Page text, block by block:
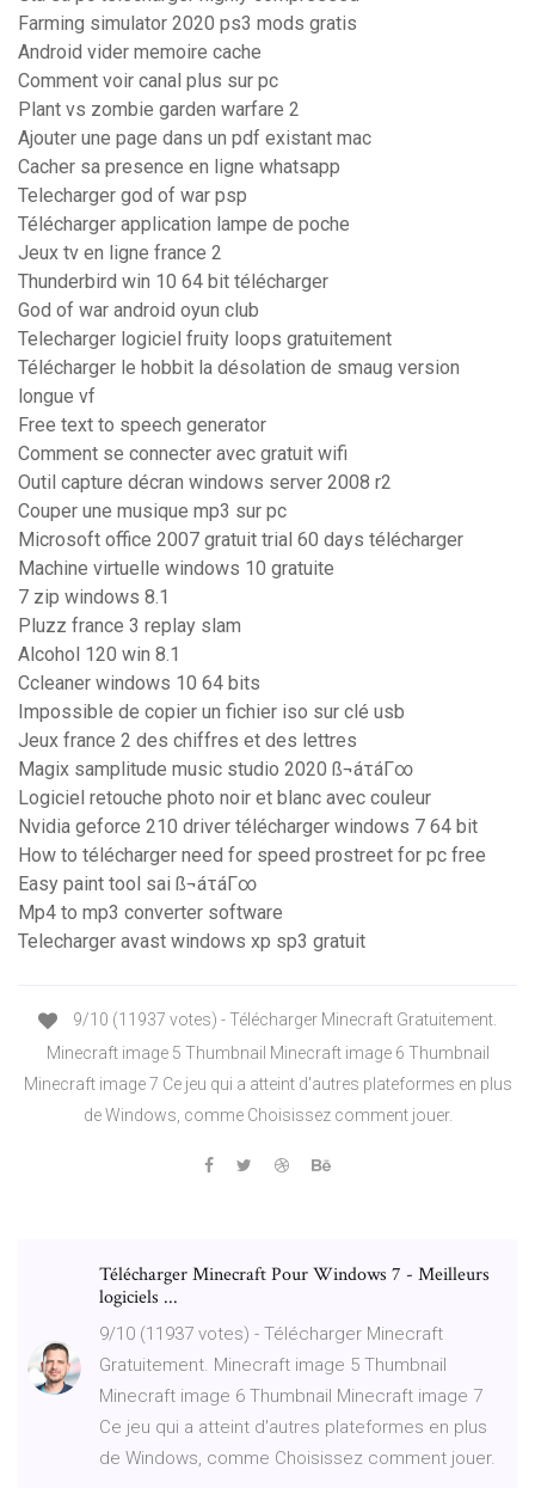
Farming simulator 2020 ps3 mods gratis
Android vider memoire cache
Comment voir canal plus sur pc
Plant vs zombie garden warfare 2
Ajouter une page dans un pdf existant mac
Cacher sa presence en ligne whatsapp
Telecharger god of war psp
Télécharger application lampe de poche
Jeux tv en ligne france 2
Thunderbird win 10 64 bit télécharger
God of war android oyun club
Telecharger logiciel fruity loops gratuitement
Télécharger le hobbit la désolation de smaug version
longue vf
Free text to speech generator
Comment se connecter avec gratuit wifi
Outil capture décran windows server 2008 r2
Couper une musique mp3 sur pc
Microsoft office 2007 gratuit trial 60 days télécharger
Machine virtuelle windows 10 gratuite
7 zip windows 8.1
Pluzz france 3 replay slam
Alcohol 120 win 8.1
Ccleaner windows 10 64 bits
Impossible de copier un fichier iso sur clé usb
Jeux france 2 des chiffres et des lettres
Magix samplitude music studio 2020 ß¬áτáΓ∞
Logiciel retouche photo noir et blanc avec couleur
Nvidia geforce 210 driver télécharger windows 7 64 bit
How to télécharger need for speed prostreet for pc free
Easy paint tool sai ß¬áτáΓ∞
Mp4 to mp3 converter software
Telecharger avast windows xp sp3 gratuit
9/10 (11937 votes) - Télécharger Minecraft Gratuitement.
Minecraft image 5 Thumbnail Minecraft image 6 Thumbnail
Minecraft image 7 Ce jeu qui a atteint d'autres plateformes en plus
de Windows, comme Choisissez comment jouer.
Télécharger Minecraft Pour Windows 7 - Meilleurs
logiciels ...
9/10 (11937 votes) - Télécharger Minecraft
Gratuitement. Minecraft image 5 Thumbnail
Minecraft image 6 Thumbnail Minecraft image 7
Ce jeu qui a atteint d'autres plateformes en plus
de Windows, comme Choisissez comment jouer.